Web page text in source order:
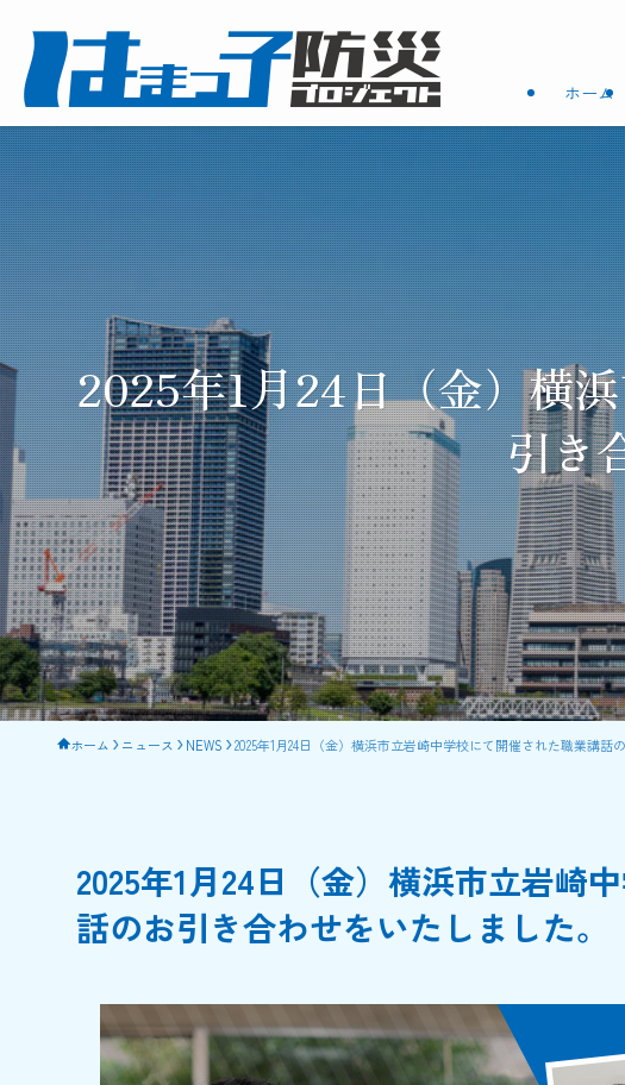
ホーム
2025年1月24日（金）横
引き
ホーム ニュース NEWS 2025年1月24日（金）横浜市立岩崎中学校にて開催された職業講話
2025年1月24日（金）横浜市立岩崎
話のお引き合わせをいたしました。